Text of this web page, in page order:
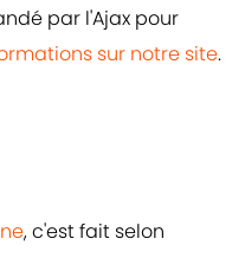
par l'Ajax pour
sur notre site.
, c'est fait selon